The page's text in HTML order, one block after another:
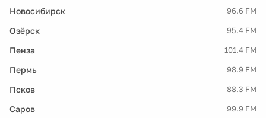
Новосибирск 96.6 FM
Озёрск 95.4 FM
Пенза 101.4 FM
Пермь 98.9 FM
Псков 88.3 FM
Саров 99.9 FM